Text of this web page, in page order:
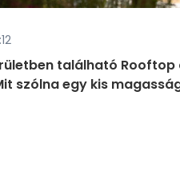
található Rooftop
szólna egy kis